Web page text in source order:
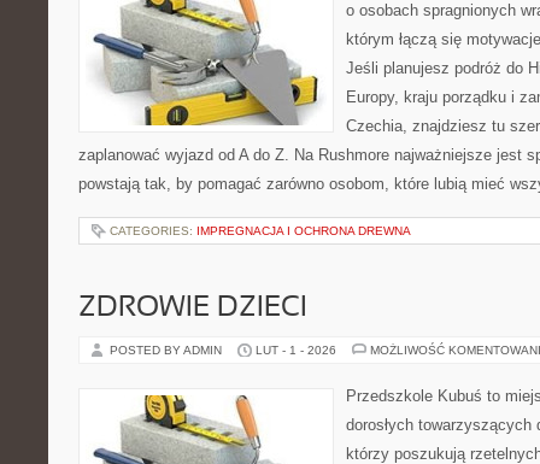
o osobach spragnionych
którym łączą się
Jeśli planujesz podróż do
Europy, kraju porządku i
Czechia, znajdziesz tu
zaplanować wyjazd od A do Z. Na Rushmore najważniejsze jest
powstają tak, by pomagać zarówno osobom, które lubią mieć
CATEGORIES: IMPREGNACJA I OCHRONA DREWNA
ZDROWIE DZIECI
POSTED BY ADMIN LUT - 1 - 2026 MOŻLIWOŚĆ
Przedszkole Kubuś to
dorosłych
którzy poszukują